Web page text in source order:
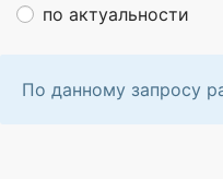
по актуальности
По данному запросу